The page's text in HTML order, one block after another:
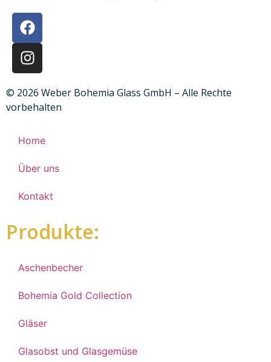
© 2026 Weber Bohemia Glass GmbH – Alle Rechte
vorbehalten
Home
Über uns
Kontakt
Produkte:
Aschenbecher
Bohemia Gold Collection
Gläser
Glasobst und Glasgemüse